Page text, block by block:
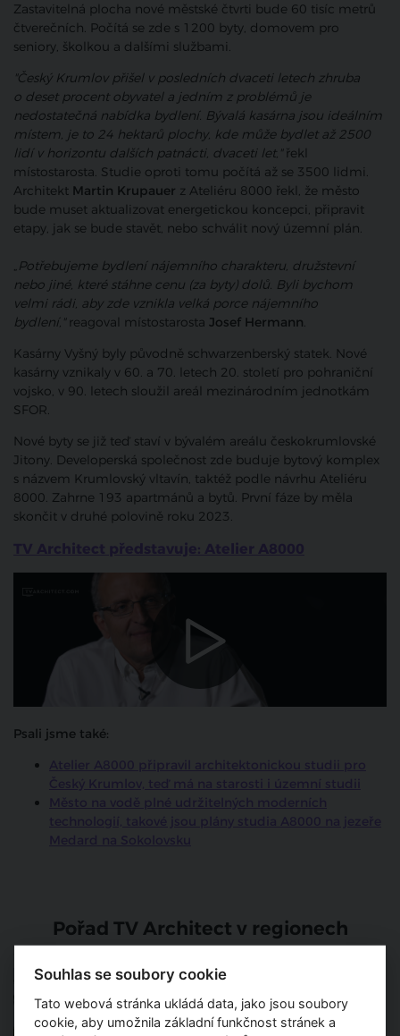
Zastavitelná plocha nové městské čtvrti bude 60 tisíc metrů
čtverečních. Počítá se zde s 1200 byty, domovem pro
seniory, školkou a dalšími službami.
"Český Krumlov přišel v posledních dvaceti letech zhruba
o deset procent obyvatel a jedním z problémů je
nedostatečná nabídka bydlení. Bývalá kasárna jsou ideálním
místem, je to 24 hektarů plochy, kde může bydlet až 2500
lidí v horizontu dalších patnácti, dvaceti let," řekl
místostarosta. Studie oproti tomu počítá až se 3500 lidmi.
Architekt Martin Krupauer z Ateliéru 8000 řekl, že město
bude muset aktualizovat energetickou koncepci, připravit
etapy, jak se bude stavět, nebo schválit nový územní plán.
„Potřebujeme bydlení nájemního charakteru, družstevní
nebo jiné, které stáhne cenu (za byty) dolů. Byli bychom
velmi rádi, aby zde vznikla velká porce nájemního
bydlení," reagoval místostarosta Josef Hermann.
Kasárny Vyšný byly původně schwarzenberský statek. Nové
kasárny vznikaly v 60. a 70. letech 20. století pro pohraniční
vojsko, v 90. letech sloužil areál mezinárodním jednotkám
SFOR.
Nové byty se již teď staví v bývalém areálu českokrumlovské
Jitony. Developerská společnost zde buduje bytový komplex
s názvem Krumlovský vltavín, taktéž podle návrhu Ateliéru
8000. Zahrne 193 apartmánů a bytů. První fáze by měla
skončit v druhé polovině roku 2023.
TV Architect představuje: Atelier A8000
Psali jsme také:
Atelier A8000 připravil architektonickou studii pro
Český Krumlov, teď má na starosti i územní studii
Město na vodě plné udržitelných moderních
technologií, takové jsou plány studia A8000 na jezeře
Medard na Sokolovsku
Pořad TV Architect v regionech
Architektonické studio
halu v Hluboké nad Vltavou
Souhlas se soubory cookie
Tato webová stránka ukládá data, jako jsou soubory
cookie, aby umožnila základní funkčnost stránek a